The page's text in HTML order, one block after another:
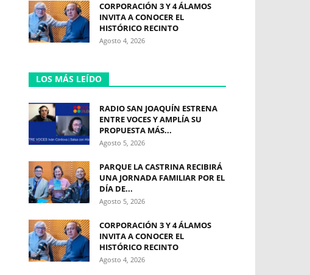
CORPORACIÓN 3 Y 4 ÁLAMOS
INVITA A CONOCER EL
HISTÓRICO RECINTO
Agosto 4, 2026
LOS MÁS LEÍDO
RADIO SAN JOAQUÍN ESTRENA
ENTRE VOCES Y AMPLÍA SU
PROPUESTA MÁS...
Agosto 5, 2026
PARQUE LA CASTRINA RECIBIRÁ
UNA JORNADA FAMILIAR POR EL
DÍA DE...
Agosto 5, 2026
CORPORACIÓN 3 Y 4 ÁLAMOS
INVITA A CONOCER EL
HISTÓRICO RECINTO
Agosto 4, 2026